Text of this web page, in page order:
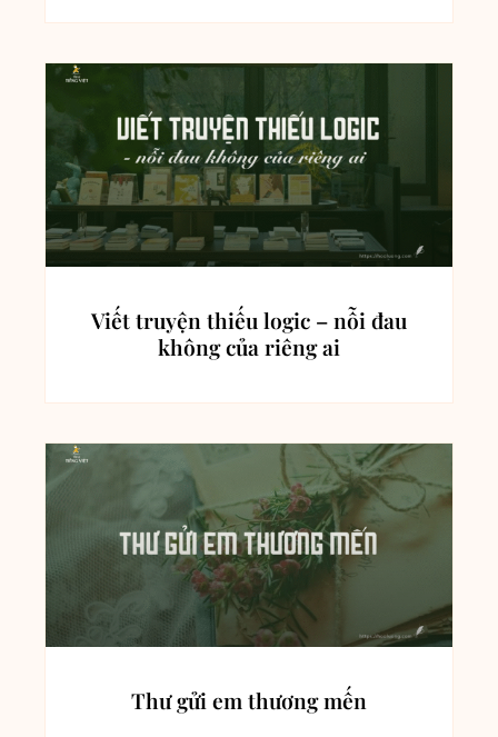
Viết truyện thiếu logic – nỗi đau
không của riêng ai
Thư gửi em thương mến